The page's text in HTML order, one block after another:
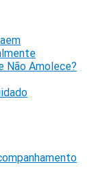
Não Amolece?